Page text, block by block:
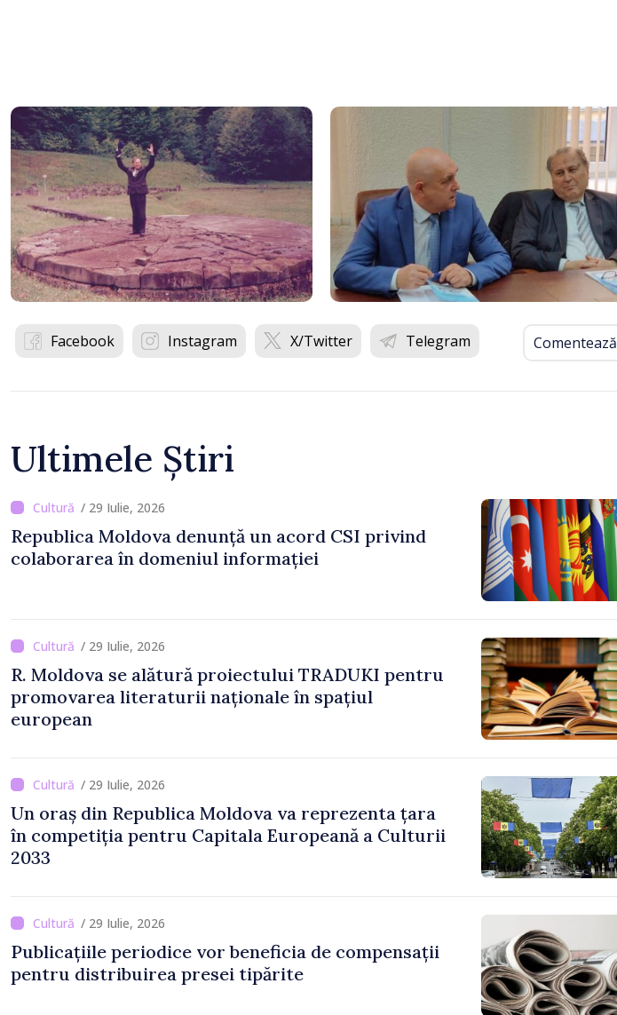
Facebook Instagram X/Twitter Telegram Comentează
Ultimele Știri
/ 29 Iulie, 2026
Republica Moldova denunță un acord CSI privind
colaborarea în domeniul informației
/ 29 Iulie, 2026
R. Moldova se alătură proiectului TRADUKI pentru
promovarea literaturii naționale în spațiul
european
/ 29 Iulie, 2026
Un oraș din Republica Moldova va reprezenta țara
în competiția pentru Capitala Europeană a Culturii
2033
/ 29 Iulie, 2026
Publicațiile periodice vor beneficia de compensații
pentru distribuirea presei tipărite